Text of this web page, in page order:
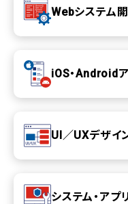
Webシステム
iOS・Android
UI／UXデザイ
システム・アプ